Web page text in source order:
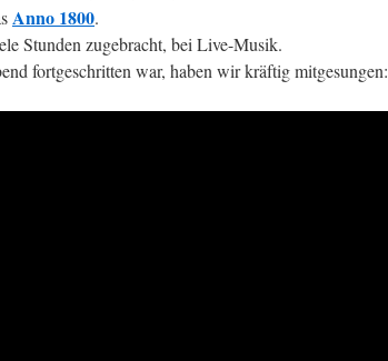
Anno 1800.
Stunden zugebracht, bei Live-Musik.
fortgeschritten war, haben wir kräftig mitgesungen: